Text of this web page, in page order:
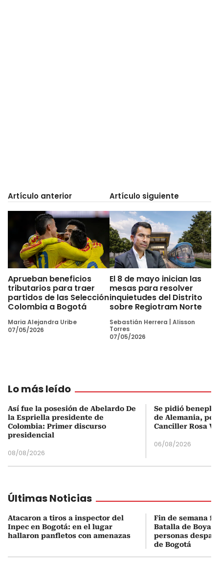
Artículo anterior
Aprueban beneficios
tributarios para traer
partidos de las Selección
Colombia a Bogotá
Maria Alejandra Uribe
07/05/2026
Artículo siguiente
El 8 de mayo inician las
mesas para resolver
inquietudes del Distrito
sobre Regiotram Norte
Sebastián Herrera
Alisson
Torres
07/05/2026
Lo más leído
Así fue la posesión de Abelardo De
la Espriella presidente de
Colombia: Primer discurso
presidencial
08/08/2026
Se pidió
de Alemania,
Canciller Rosa
06/08/2026
Últimas Noticias
Atacaron a tiros a inspector del
Inpec en Bogotá: en el lugar
hallaron panfletos con amenazas
Fin de semana
Batalla de
personas
de Bogotá